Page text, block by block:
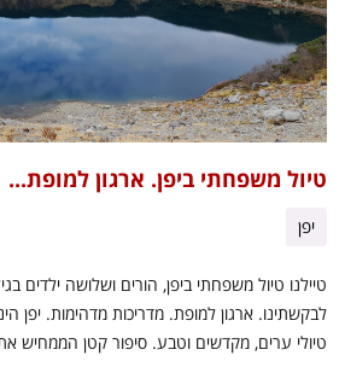
טיול משפחתי ביפן. ארגון למופת...
יפן
לבקשתינו. ארגון למופת. מדריכות מדהימות. יפן
טיולי ערים, מקדשים וטבע. סיפור קטן הממחיש